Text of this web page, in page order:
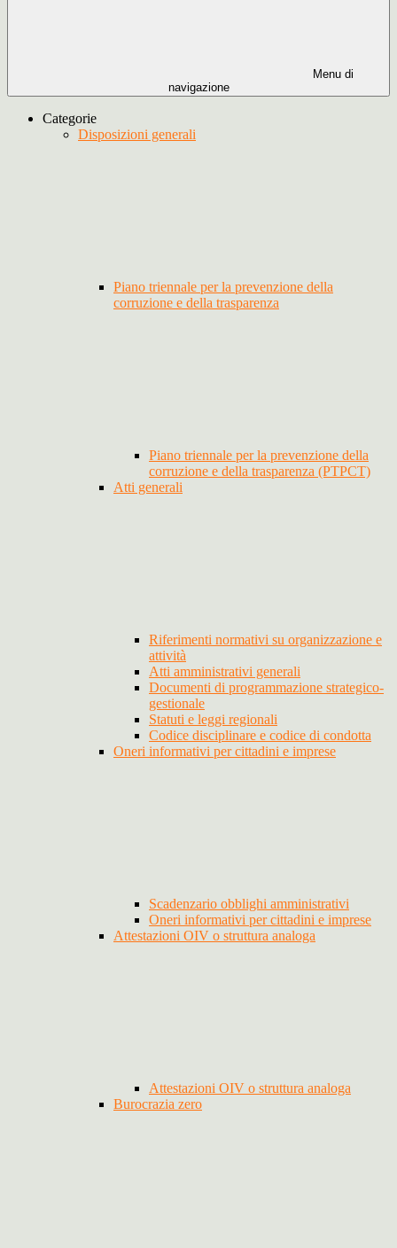
Menu di
navigazione
Categorie
Disposizioni generali
Piano triennale per la prevenzione della
corruzione e della trasparenza
Piano triennale per la prevenzione della
corruzione e della trasparenza (PTPCT)
Atti generali
Riferimenti normativi su organizzazione e
attività
Atti amministrativi generali
Documenti di programmazione strategico-
gestionale
Statuti e leggi regionali
Codice disciplinare e codice di condotta
Oneri informativi per cittadini e imprese
Scadenzario obblighi amministrativi
Oneri informativi per cittadini e imprese
Attestazioni OIV o struttura analoga
Attestazioni OIV o struttura analoga
Burocrazia zero